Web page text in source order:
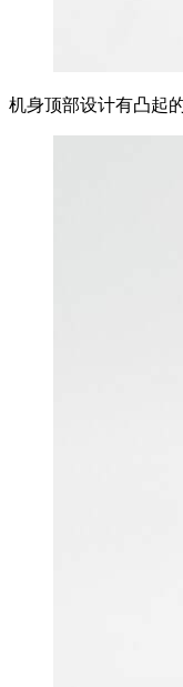
机身顶部设计有凸起